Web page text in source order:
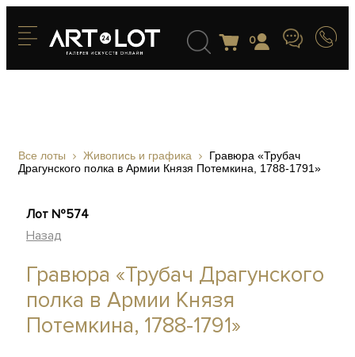
0
Все лоты Живопись и графика
Гравюра «Трубач
Драгунского полка в Армии Князя Потемкина, 1788-1791»
Лот №574
Назад
Гравюра «Трубач Драгунского
полка в Армии Князя
Потемкина, 1788-1791»